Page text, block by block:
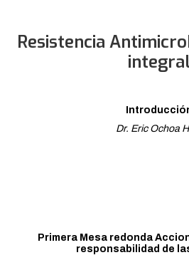
Resistencia
Dr. Eric Ochoa
Primera Mesa redonda
responsabilidad de